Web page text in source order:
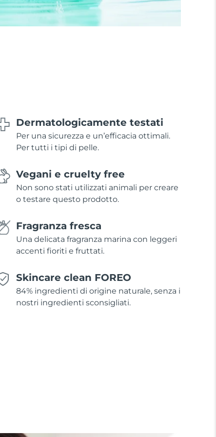
Dermatologicamente testati
Per una sicurezza e un’efficacia ottimali.
Per tutti i tipi di pelle.
Vegani e cruelty free
Non sono stati utilizzati animali per creare
o testare questo prodotto.
Fragranza fresca
Una delicata fragranza marina con leggeri
accenti fioriti e fruttati.
Skincare clean FOREO
84% ingredienti di origine naturale, senza i
nostri ingredienti sconsigliati.